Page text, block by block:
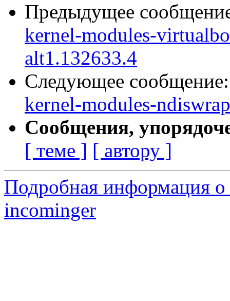
Предыдущее
kernel-modules-
alt1.132633.4
Следующее
kernel-modules-
Сообщения,
[ теме ] [ автору ]
Подробная информация о
incominger